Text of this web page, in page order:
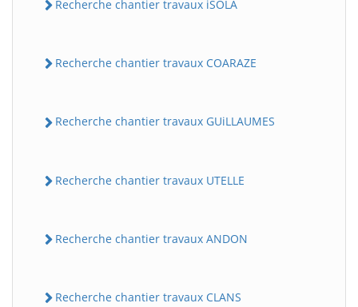
Recherche chantier travaux iSOLA
Recherche chantier travaux COARAZE
Recherche chantier travaux GUiLLAUMES
Recherche chantier travaux UTELLE
Recherche chantier travaux ANDON
Recherche chantier travaux CLANS